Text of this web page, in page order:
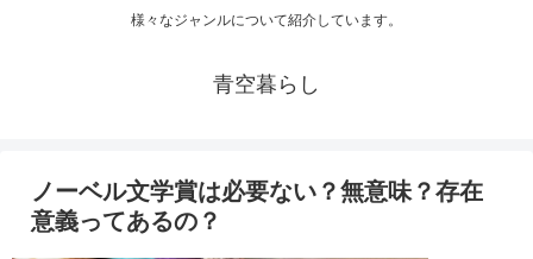
様々なジャンルについて紹介しています。
青空暮らし
ノーベル文学賞は必要ない？無意味？存在
意義ってあるの？